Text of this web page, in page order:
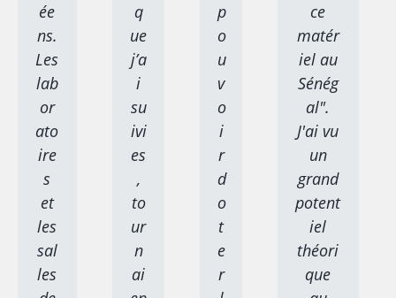
ée
ns.
Les
lab
or
ato
ire
s
et
les
sal
les
q
ue
j’a
i
su
ivi
es
,
to
ur
n
ai
p
o
u
v
o
i
r
d
o
t
e
r
ce
matér
iel au
Sénég
al".
J'ai vu
un
grand
potent
iel
théori
que